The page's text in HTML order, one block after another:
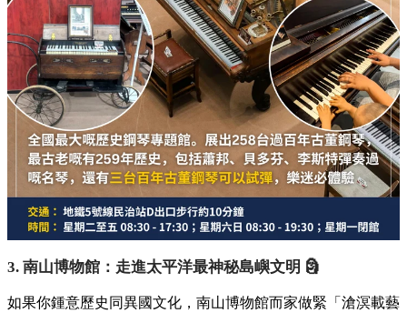
3. 南山博物館：走進太平洋最神秘島嶼文明 🗿
如果你鍾意歷史同異國文化，南山博物館而家做緊「滄溟載藝